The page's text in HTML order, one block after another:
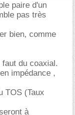
paire d'un
pas très
bien, comme
du coaxial.
impédance ,
TOS (Taux
à